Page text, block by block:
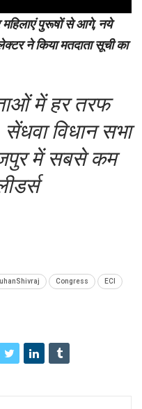
पुरूषों से आगे, नये
ने किया मतदाता सूची का
में हर तरफ
सेंधवा विधान सभा
में सबसे कम
Congress ECI